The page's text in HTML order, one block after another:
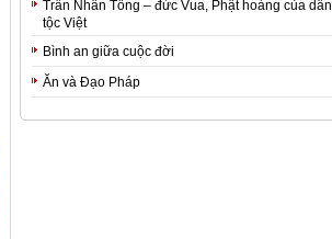
Trần Nhân Tông – đức Vua, Phật hoàng của dân
tộc Việt
Bình an giữa cuộc đời
Ăn và Đạo Pháp